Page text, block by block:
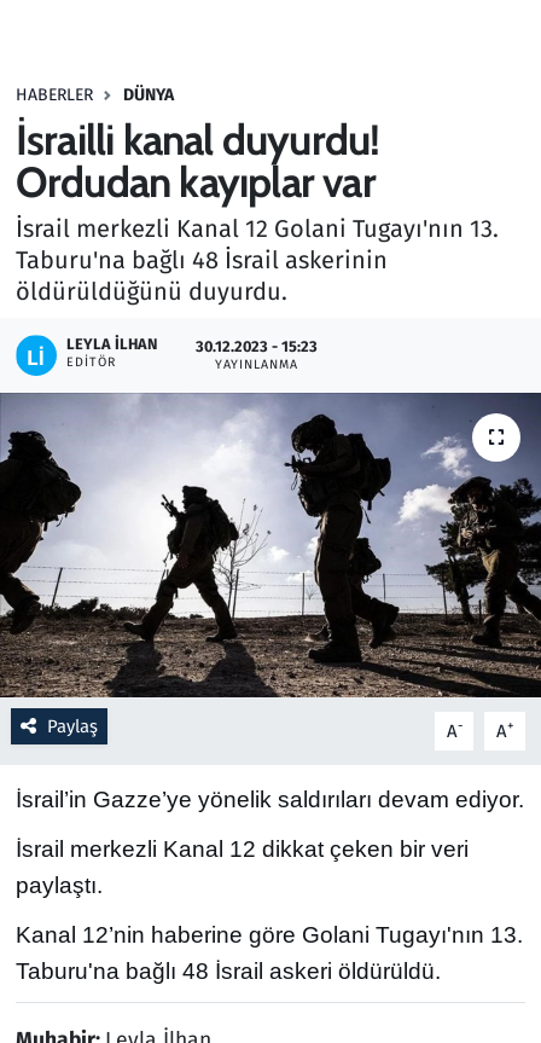
HABERLER DÜNYA
İsrailli kanal duyurdu!
Ordudan kayıplar var
İsrail merkezli Kanal 12 Golani Tugayı'nın 13.
Taburu'na bağlı 48 İsrail askerinin
öldürüldüğünü duyurdu.
LEYLA İLHAN
EDITÖR
30.12.2023 - 15:23
YAYINLANMA
Paylaş A- A+
İsrail’in Gazze’ye yönelik saldırıları devam ediyor.
İsrail merkezli Kanal 12 dikkat çeken bir veri
paylaştı.
Kanal 12’nin haberine göre Golani Tugayı'nın 13.
Taburu'na bağlı 48 İsrail askeri öldürüldü.
Haber
Kültür Sanat
Kurumsal Haberler
Lezzet Durağı
Memur ve Kamu
Oyun
Resmi İlanlar
Rüya Tabirleri
Sağlık
Seçim 2023
Spor
Teknoloji ve Bilim
Televizyon